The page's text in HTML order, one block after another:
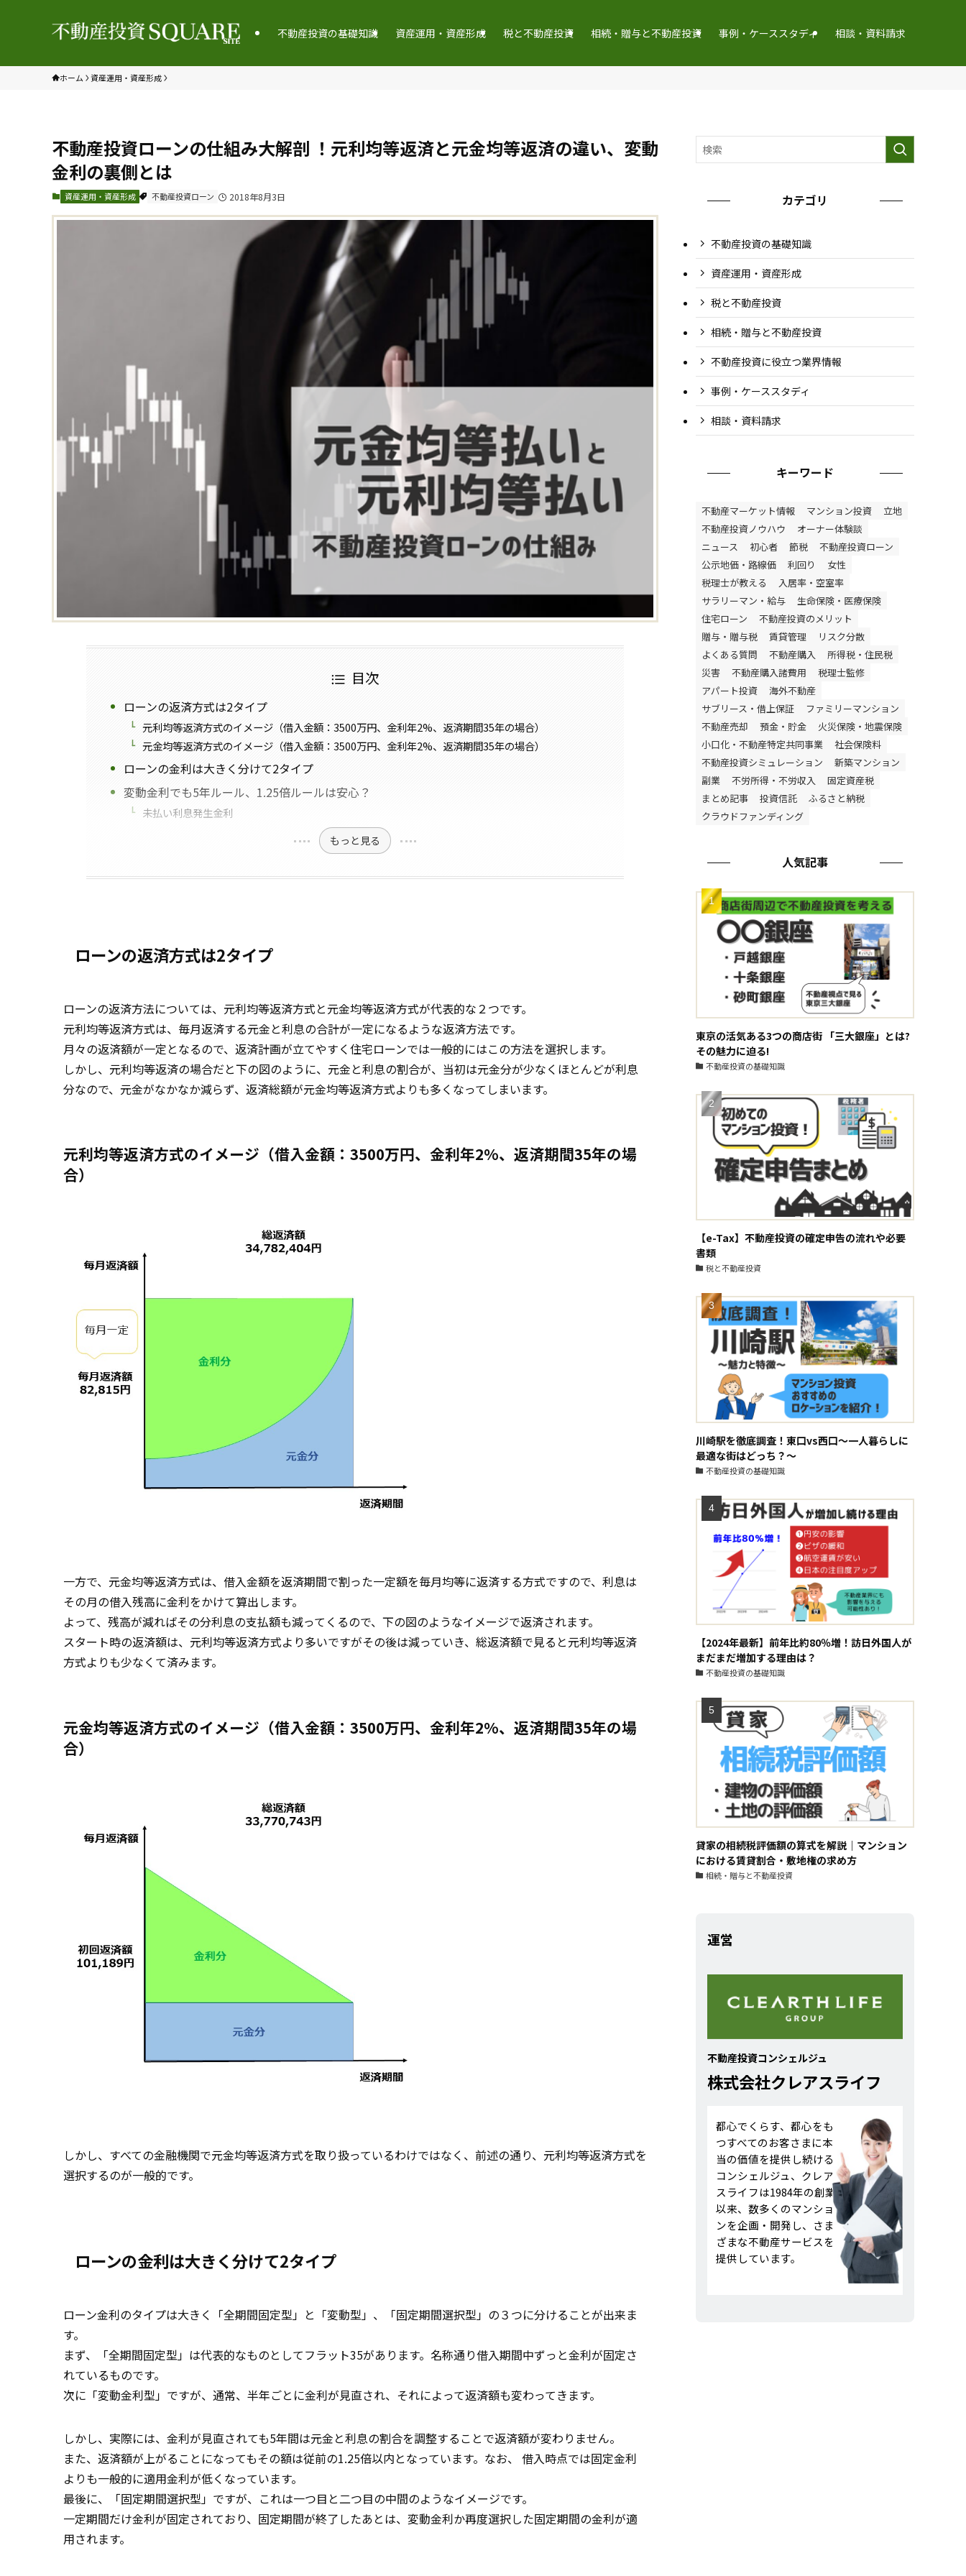
不動産投資の基礎知識 資産運用・資産形成 税と不動産投資 相続・贈与と不動産投資 事例・ケーススタディ 相談・資料請求
ホーム 資産運用・資産形成
不動産投資ローンの仕組み大解剖 ！元利均等返済と元金均等返済の違い、変動
金利の裏側とは
資産運用・資産形成 不動産投資ローン 2018年8月3日
目次
ローンの返済方式は2タイプ
元利均等返済方式のイメージ（借入金額：3500万円、金利年2%、返済期間35年の場合）
元金均等返済方式のイメージ（借入金額：3500万円、金利年2%、返済期間35年の場合）
ローンの金利は大きく分けて2タイプ
変動金利でも5年ルール、1.25倍ルールは安心？
未払い利息発生金利
もっと見る
ローンの返済方式は2タイプ
ローンの返済方法については、元利均等返済方式と元金均等返済方式が代表的な２つです。
元利均等返済方式は、毎月返済する元金と利息の合計が一定になるような返済方法です。
月々の返済額が一定となるので、返済計画が立てやすく住宅ローンでは一般的にはこの方法を選択します。
しかし、元利均等返済の場合だと下の図のように、元金と利息の割合が、当初は元金分が少なくほとんどが利息
分なので、元金がなかなか減らず、返済総額が元金均等返済方式よりも多くなってしまいます。
元利均等返済方式のイメージ（借入金額：3500万円、金利年2%、返済期間35年の場
合）
一方で、元金均等返済方式は、借入金額を返済期間で割った一定額を毎月均等に返済する方式ですので、利息は
その月の借入残高に金利をかけて算出します。
よって、残高が減ればその分利息の支払額も減ってくるので、下の図のようなイメージで返済されます。
スタート時の返済額は、元利均等返済方式より多いですがその後は減っていき、総返済額で見ると元利均等返済
方式よりも少なくて済みます。
元金均等返済方式のイメージ（借入金額：3500万円、金利年2%、返済期間35年の場
合）
しかし、すべての金融機関で元金均等返済方式を取り扱っているわけではなく、前述の通り、元利均等返済方式を
選択するのが一般的です。
ローンの金利は大きく分けて2タイプ
ローン金利のタイプは大きく「全期間固定型」と「変動型」、「固定期間選択型」の３つに分けることが出来ま
す。
まず、「全期間固定型」は代表的なものとしてフラット35があります。名称通り借入期間中ずっと金利が固定さ
れているものです。
次に「変動金利型」ですが、通常、半年ごとに金利が見直され、それによって返済額も変わってきます。
しかし、実際には、金利が見直されても5年間は元金と利息の割合を調整することで返済額が変わりません。
また、返済額が上がることになってもその額は従前の1.25倍以内となっています。なお、 借入時点では固定金利
よりも一般的に適用金利が低くなっています。
最後に、「固定期間選択型」ですが、これは一つ目と二つ目の中間のようなイメージです。
一定期間だけ金利が固定されており、固定期間が終了したあとは、変動金利か再度選択した固定期間の金利が適
用されます。
カテゴリ
不動産投資の基礎知識
資産運用・資産形成
税と不動産投資
相続・贈与と不動産投資
不動産投資に役立つ業界情報
事例・ケーススタディ
相談・資料請求
キーワード
不動産マーケット情報 マンション投資
立地
不動産投資ノウハウ
オーナー体験談
ニュース
初心者 節税
不動産投資ローン
公示地価・路線価
利回り
女性
税理士が教える
入居率・空室率
サラリーマン・給与
生命保険・医療保険
住宅ローン
不動産投資のメリット
贈与・贈与税
賃貸管理
リスク分散
よくある質問
不動産購入
所得税・住民税
災害
不動産購入諸費用
税理士監修
アパート投資
海外不動産
サブリース・借上保証
ファミリーマンション
不動産売却
預金・貯金
火災保険・地震保険
小口化・不動産特定共同事業
社会保険料
不動産投資シミュレーション
新築マンション
副業
不労所得・不労収入
固定資産税
まとめ記事
投資信託
ふるさと納税
クラウドファンディング
人気記事
東京の活気ある3つの商店街 「三大銀座」とは?
その魅力に迫る!
不動産投資の基礎知識
【e-Tax】不動産投資の確定申告の流れや必要
書類
税と不動産投資
川崎駅を徹底調査！東口vs西口～一人暮らしに
最適な街はどっち？～
不動産投資の基礎知識
【2024年最新】前年比約80％増！訪日外国人が
まだまだ増加する理由は？
不動産投資の基礎知識
貸家の相続税評価額の算式を解説｜マンション
における賃貸割合・敷地権の求め方
相続・贈与と不動産投資
運営
不動産投資コンシェルジュ
株式会社クレアスライフ
都心でくらす、都心をも
つすべてのお客さまに本
当の価値を提供し続ける
コンシェルジュ、クレア
スライフは1984年の創業
以来、数多くのマンショ
ンを企画・開発し、さま
ざまな不動産サービスを
提供しています。